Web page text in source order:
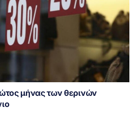
μήνας των θερινών